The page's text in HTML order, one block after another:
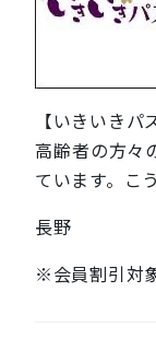
【いきいきパ
高齢者の方々
ています。こ
長野
※会員割引対